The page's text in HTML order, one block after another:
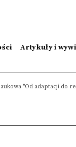
Artykuły i
"Od adaptacji do